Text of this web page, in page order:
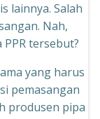
lainnya. Salah
Nah,
tersebut?
yang harus
pemasangan
produsen pipa